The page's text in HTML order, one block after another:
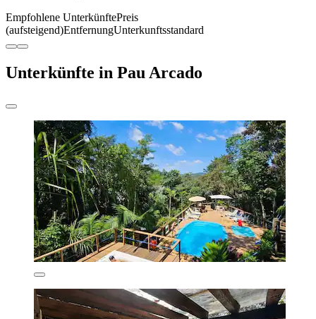
Empfohlene UnterkünftePreis
(aufsteigend)EntfernungUnterkunftsstandard
Unterkünfte in Pau Arcado